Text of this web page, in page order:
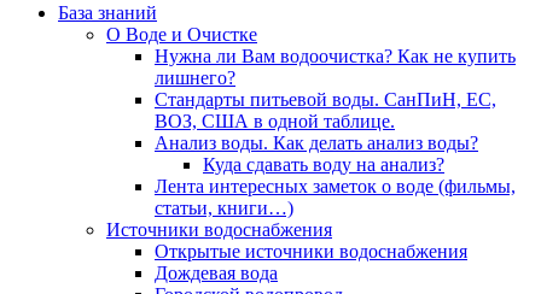
База знаний
О Воде и Очистке
Нужна ли Вам водоочистка? Как не купить
лишнего?
Стандарты питьевой воды. СанПиН, ЕС,
ВОЗ, США в одной таблице.
Анализ воды. Как делать анализ воды?
Куда сдавать воду на анализ?
Лента интересных заметок о воде (фильмы,
статьи, книги…)
Источники водоснабжения
Открытые источники водоснабжения
Дождевая вода